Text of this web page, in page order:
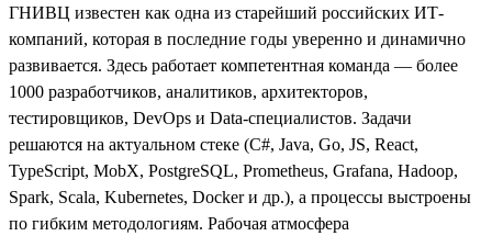
ГНИВЦ известен как одна из старейший российских ИТ-
компаний, которая в последние годы уверенно и динамично
развивается. Здесь работает компетентная команда — более
1000 разработчиков, аналитиков, архитекторов,
тестировщиков, DevOps и Data-специалистов. Задачи
решаются на актуальном стеке (С#, Java, Go, JS, React,
TypeScript, MobX, PostgreSQL, Prometheus, Grafana, Hadoop,
Spark, Scala, Kubernetes, Doсker и др.), а процессы выстроены
по гибким методологиям. Рабочая атмосфера